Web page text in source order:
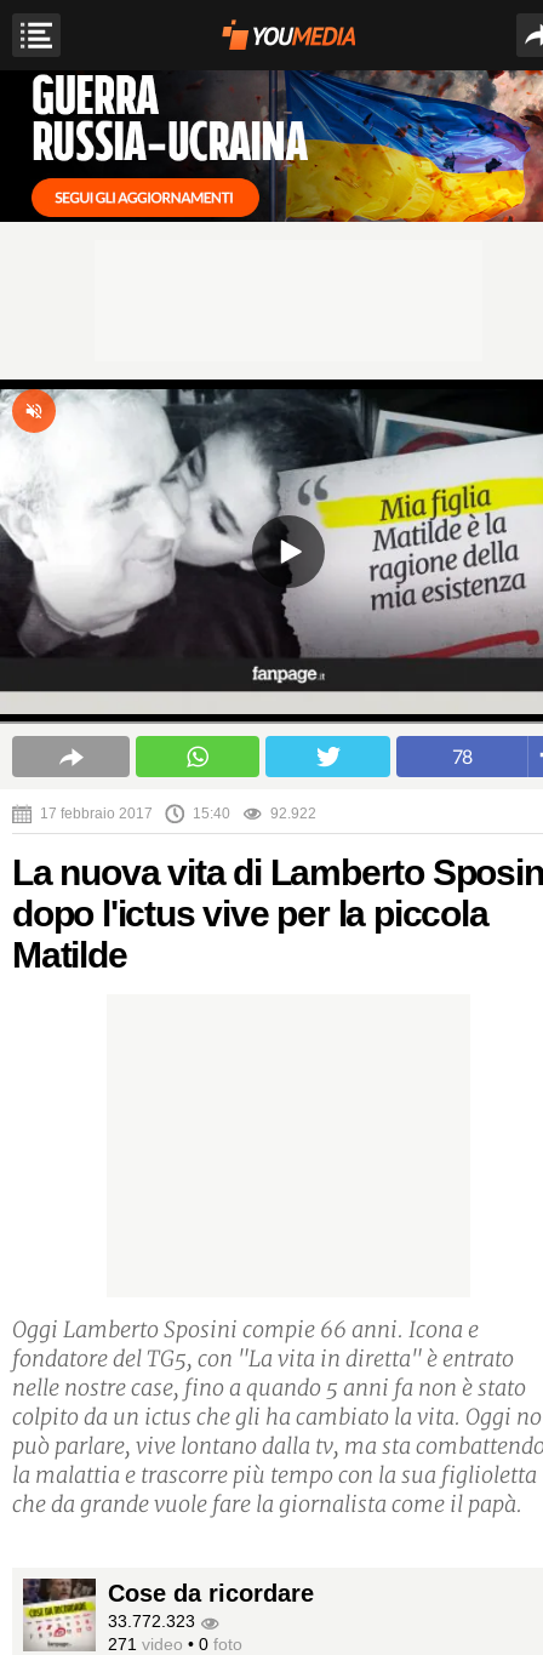
78
17 febbraio 2017 15:40 92.922
La nuova vita di Lamberto
dopo l'ictus vive per la piccola
Matilde
Oggi Lamberto Sposini compie 66 anni. Icona e
fondatore del TG5, con "La vita in diretta" è entrato
nelle nostre case, fino a quando 5 anni fa non è stato
colpito da un ictus che gli ha cambiato la vita. Oggi
può parlare, vive lontano dalla tv, ma sta
la malattia e trascorre più tempo con la sua figlioletta
che da grande vuole fare la giornalista come il papà.
Cose da ricordare
33.772.323
271 video • 0 foto